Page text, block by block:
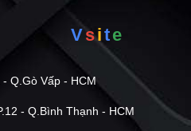
Vsite
Q.Gò Vấp - HCM
- Q.Bình Thạnh - HCM